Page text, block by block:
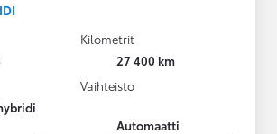
Kilometrit
27 400 km
Vaihteisto
Automaatti